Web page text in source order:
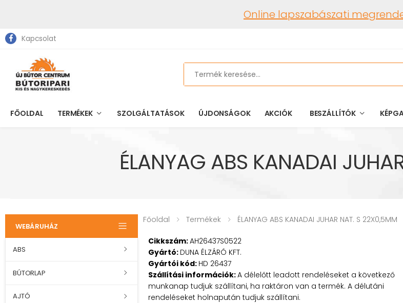
Online lapszabászati
Kapcsolat
Search
FŐOLDAL TERMÉKEK SZOLGÁLTATÁSOK ÚJDONSÁGOK AKCIÓK BESZÁLLÍTÓK
ÉLANYAG ABS KANADAI
WEBÁRUHÁZ
ABS
BÚTORLAP
AJTÓ
Főoldal Termékek ÉLANYAG ABS KANADAI JUHAR NAT. S 22X0,5MM
Cikkszám:AH26437S0522
Gyártó: DUNA ÉLZÁRÓ KFT.
Gyártói kód: HD 26437
Szállítási információk:A délelőtt leadott rendeléseket a következő
munkanap tudjuk szállítani, ha raktáron van a termék. A délutáni
rendeléseket holnapután tudjuk szállítani.